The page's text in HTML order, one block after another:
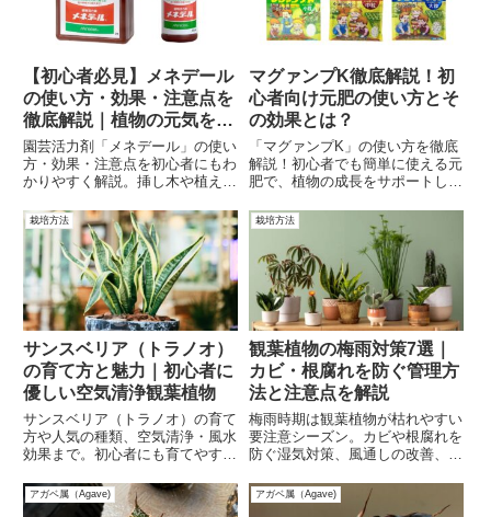
【初心者必見】メネデール
の使い方・効果・注意点を
徹底解説｜植物の元気をサ
ポートする園芸活力剤ガイ
ド
園芸活力剤「メネデール」の使い
方・効果・注意点を初心者にもわ
かりやすく解説。挿し木や植え替
用方法を徹底紹介します。
マグァンプK徹底解説！初
心者向け元肥の使い方とそ
の効果とは？
「マグァンプK」の使い方を徹底
解説！初心者でも簡単に使える元
肥で、植物の成長をサポートしま
気に育つコツを知りたい方必見。
詳しい効果や使い方のポイントを
わかりやすく紹介！
栽培方法
サンスベリア（トラノオ）
の育て方と魅力｜初心者に
優しい空気清浄観葉植物
サンスベリア（トラノオ）の育て
方や人気の種類、空気清浄・風水
効果まで。初心者にも育てやすい
栽培方法
観葉植物の梅雨対策7選｜
カビ・根腐れを防ぐ管理方
法と注意点を解説
梅雨時期は観葉植物が枯れやすい
要注意シーズン。カビや根腐れを
防ぐ湿気対策、風通しの改善、正
できる具体的な梅雨対策を7つ紹
介します。
アガベ属（Agave) アガベ属（Agave)